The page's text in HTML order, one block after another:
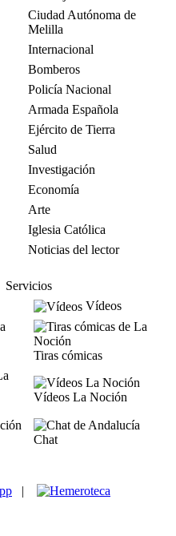
Ciudad Autónoma de
Melilla
Internacional
Bomberos
Policía Nacional
Armada Española
Ejército de Tierra
Salud
Investigación
Economía
Arte
Iglesia Católica
Noticias del lector
Servicios
Vídeos
Tiras cómicas
Vídeos La Noción
Chat
|